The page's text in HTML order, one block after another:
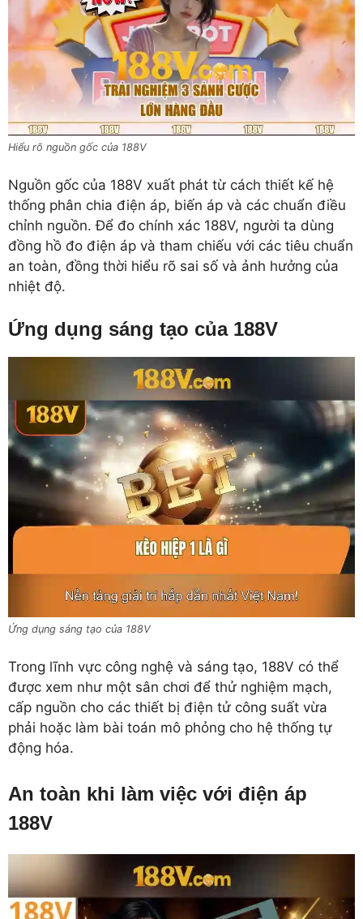
Hiểu rõ nguồn gốc của 188V
Nguồn gốc của 188V xuất phát từ cách thiết kế hệ
thống phân chia điện áp, biến áp và các chuẩn điều
chỉnh nguồn. Để đo chính xác 188V, người ta dùng
đồng hồ đo điện áp và tham chiếu với các tiêu chuẩn
an toàn, đồng thời hiểu rõ sai số và ảnh hưởng của
nhiệt độ.
Ứng dụng sáng tạo của 188V
Ứng dụng sáng tạo của 188V
Trong lĩnh vực công nghệ và sáng tạo, 188V có thể
được xem như một sân chơi để thử nghiệm mạch,
cấp nguồn cho các thiết bị điện tử công suất vừa
phải hoặc làm bài toán mô phỏng cho hệ thống tự
động hóa.
An toàn khi làm việc với điện áp
188V